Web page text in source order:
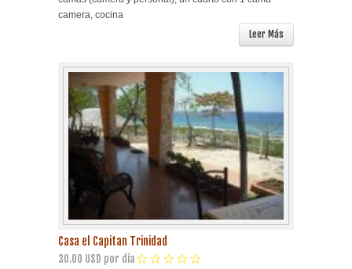
camera, cocina
Leer Más
Casa el Capitan Trinidad
30.00 USD por día